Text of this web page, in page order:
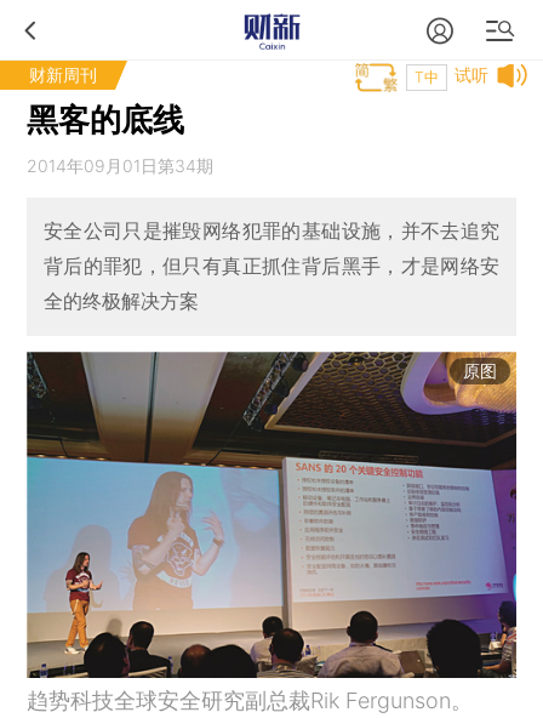
财新周刊 试听
T中
黑客的底线
2014年09月01日第34期
安全公司只是摧毁网络犯罪的基础设施，并不去追究
背后的罪犯，但只有真正抓住背后黑手，才是网络安
全的终极解决方案
原图
趋势科技全球安全研究副总裁Rik Fergunson。